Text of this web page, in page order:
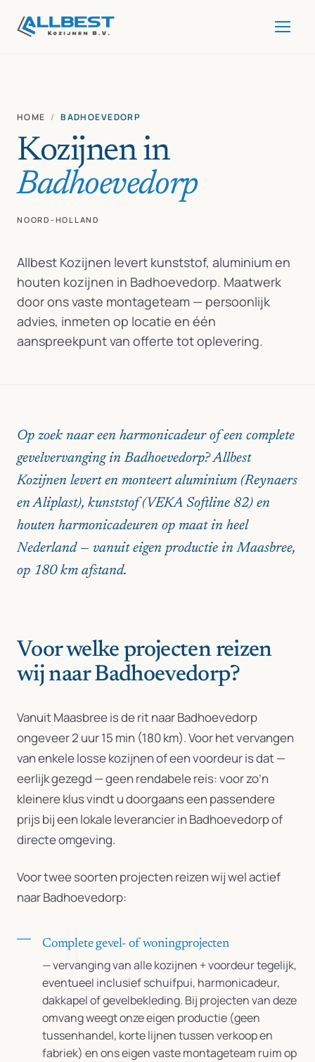
HOME / BADHOEVEDORP
Kozijnen in
Badhoevedorp
NOORD-HOLLAND
Allbest Kozijnen levert kunststof, aluminium en
houten kozijnen in Badhoevedorp. Maatwerk
door ons vaste montageteam — persoonlijk
advies, inmeten op locatie en één
aanspreekpunt van offerte tot oplevering.
Op zoek naar een harmonicadeur of een complete
gevelvervanging in Badhoevedorp? Allbest
Kozijnen levert en monteert aluminium (Reynaers
en Aliplast), kunststof (VEKA Softline 82) en
houten harmonicadeuren op maat in heel
Nederland — vanuit eigen productie in Maasbree,
op 180 km afstand.
Voor welke projecten reizen
wij naar Badhoevedorp?
Vanuit Maasbree is de rit naar Badhoevedorp
ongeveer 2 uur 15 min (180 km). Voor het vervangen
van enkele losse kozijnen of een voordeur is dat —
eerlijk gezegd — geen rendabele reis: voor zo’n
kleinere klus vindt u doorgaans een passendere
prijs bij een lokale leverancier in Badhoevedorp of
directe omgeving.
Voor twee soorten projecten reizen wij wel actief
naar Badhoevedorp:
Complete gevel- of woningprojecten
— vervanging van alle kozijnen + voordeur tegelijk,
eventueel inclusief schuifpui, harmonicadeur,
dakkapel of gevelbekleding. Bij projecten van deze
omvang weegt onze eigen productie (geen
tussenhandel, korte lijnen tussen verkoop en
fabriek) en ons eigen vaste montageteam ruim op